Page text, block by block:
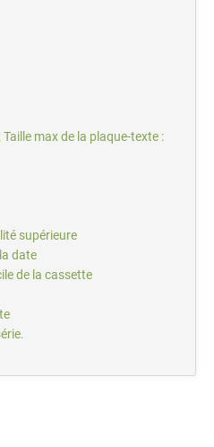
max de la plaque-texte :
supérieure
date
de la cassette